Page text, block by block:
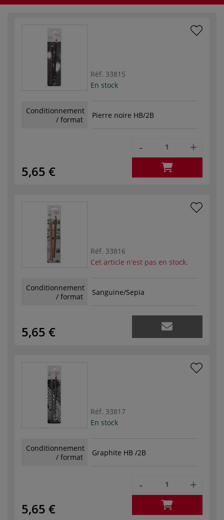
Réf. 33815
En stock
Conditionnement
/ format
Pierre noire HB/2B
5,65 €
- +
Réf. 33816
Cet article n'est pas en stock.
Conditionnement
/ format
Sanguine/Sepia
5,65 €
Réf. 33817
En stock
Conditionnement
/ format
Graphite HB /2B
5,65 €
- +